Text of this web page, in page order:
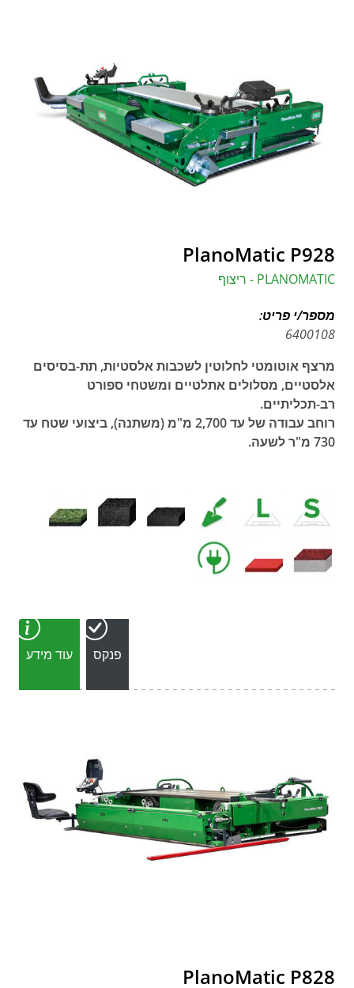
PlanoMatic P928
PLANOMATIC - ריצוף
מספר/י פריט:
6400108
מרצף אוטומטי לחלוטין לשכבות אלסטיות, תת-בסיסים
אלסטיים, מסלולים אתלטיים ומשטחי ספורט
רב-תכליתיים.
רוחב עבודה של עד 2,700 מ"מ (משתנה), ביצועי שטח עד
730 מ"ר לשעה.
פנקס עוד מידע
PlanoMatic P828